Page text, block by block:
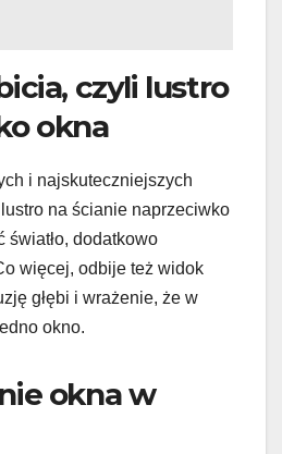
czyli lustro
okna
i najskuteczniejszych
na ścianie naprzeciwko
światło, dodatkowo
więcej, odbije też widok
głębi i wrażenie, że w
okno.
okna w